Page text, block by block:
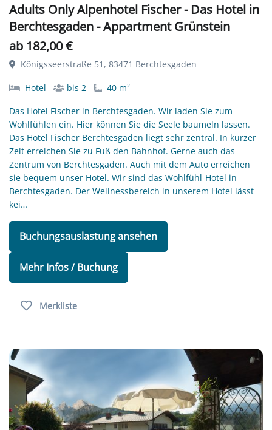
Adults Only Alpenhotel Fischer - Das Hotel in
Berchtesgaden - Appartment Grünstein
ab 182,00 €
Königsseerstraße 51, 83471 Berchtesgaden
Hotel bis 2
40 m²
Das Hotel Fischer in Berchtesgaden. Wir laden Sie zum
Wohlfühlen ein. Hier können Sie die Seele baumeln lassen.
Das Hotel Fischer Berchtesgaden liegt sehr zentral. In kurzer
Zeit erreichen Sie zu Fuß den Bahnhof. Gerne auch das
Zentrum von Berchtesgaden. Auch mit dem Auto erreichen
sie bequem unser Hotel. Wir sind das Wohlfühl-Hotel in
Berchtesgaden. Der Wellnessbereich in unserem Hotel lässt
kei…
Buchungsauslastung ansehen
Mehr Infos / Buchung
Merkliste